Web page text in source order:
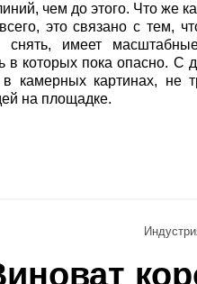
чем до этого. Что же
это связано с тем,
снять, имеет
в которых пока опасно. С
в камерных картинах, не
на площадке.